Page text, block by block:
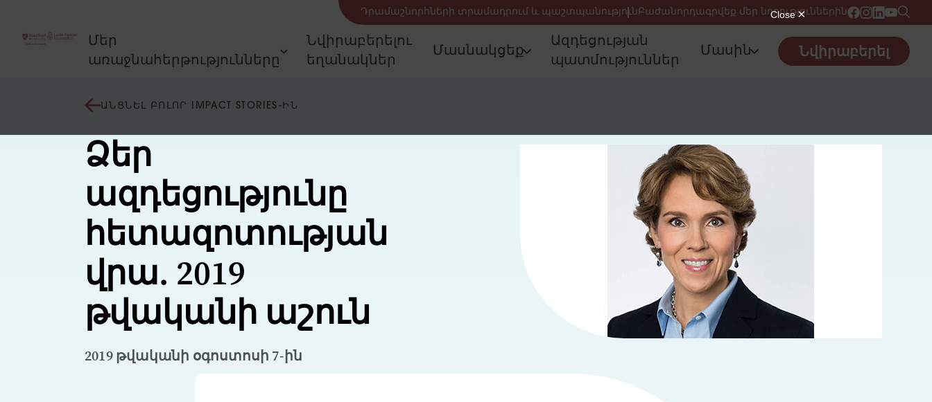
Դրամաշնորհների տրամադրում և պաշտպանությունԲաժանորդագրվեք մեր նորություններին
Մեր
առաջնահերթությունները
Նվիրաբերելու
եղանակներ
Մասնակցեք
Ազդեցության
պատմություններ
Մասին Նվիրաբերել
ԱՆՑՆԵԼ ԲՈԼՈՐ IMPACT STORIES-ԻՆ
Ձեր
ազդեցությունը
հետազոտության
վրա. 2019
թվականի աշուն
2019 թվականի օգոստոսի 7-ին